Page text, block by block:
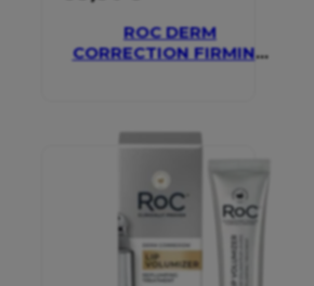
ROC DERM
CORRECTION FIRMING